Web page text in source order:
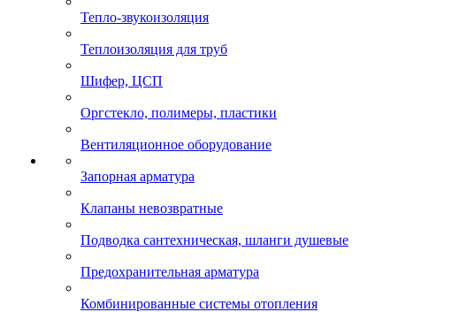
Тепло-звукоизоляция
Теплоизоляция для труб
Шифер, ЦСП
Оргстекло, полимеры, пластики
Вентиляционное оборудование
Запорная арматура
Клапаны невозвратные
Подводка сантехническая, шланги душевые
Предохранительная арматура
Комбинированные системы отопления